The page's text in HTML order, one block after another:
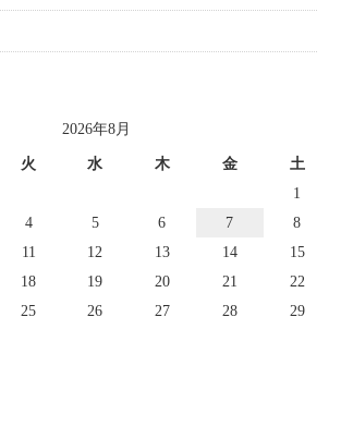
2026年8月
火 水 木 金 土
1
4 5 6 7
8
11 12 13 14
15
18 19 20 21
22
25 26 27 28
29